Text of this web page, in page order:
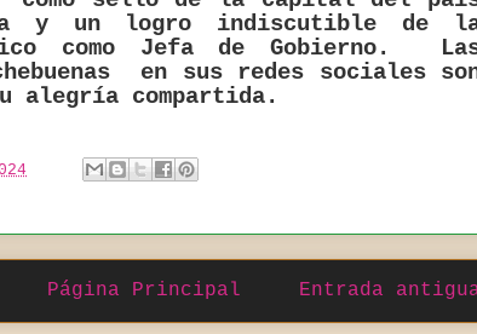
y un logro indiscutible de
como Jefa de Gobierno.
en sus redes sociales
alegría compartida.
Entrada
Página Principal